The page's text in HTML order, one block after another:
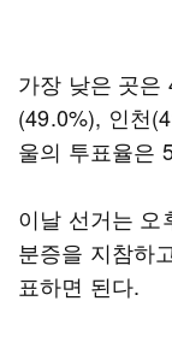
가장 낮은 곳은
(49.0%), 인천
울의 투표율은
이날 선거는 오
분증을 지참하
표하면 된다.